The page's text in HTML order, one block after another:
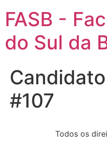
FASB -
do Sul da
#107
Todos os